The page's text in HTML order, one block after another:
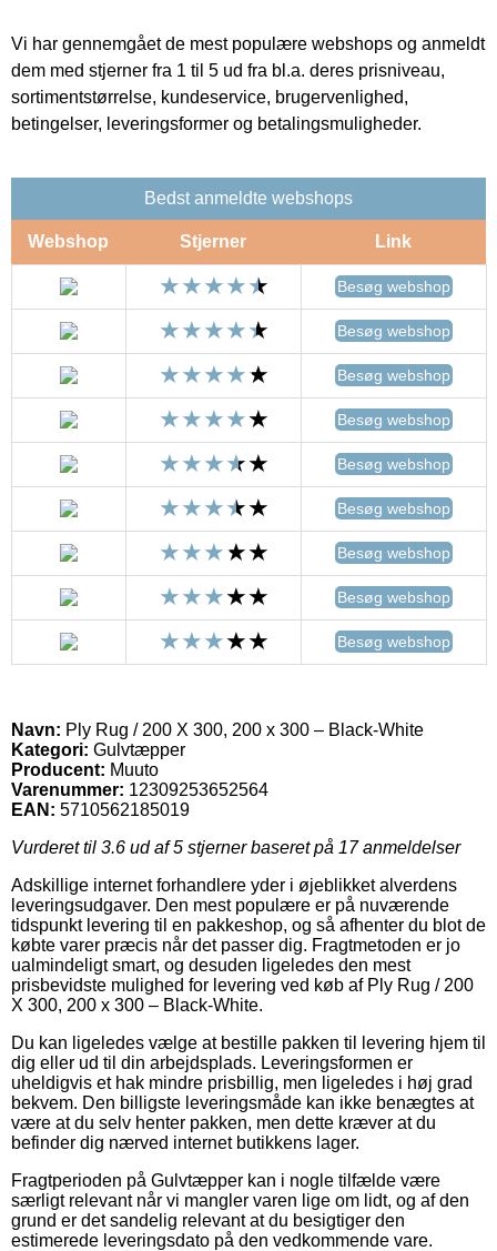
Vi har gennemgået de mest populære webshops og anmeldt
dem med stjerner fra 1 til 5 ud fra bl.a. deres prisniveau,
sortimentstørrelse, kundeservice, brugervenlighed,
betingelser, leveringsformer og betalingsmuligheder.
Bedst anmeldte webshops
Webshop Stjerner Link
Besøg webshop
Besøg webshop
Besøg webshop
Besøg webshop
Besøg webshop
Besøg webshop
Besøg webshop
Besøg webshop
Besøg webshop
Navn: Ply Rug / 200 X 300, 200 x 300 – Black-White
Kategori: Gulvtæpper
Producent: Muuto
Varenummer: 12309253652564
EAN: 5710562185019
Vurderet til 3.6 ud af 5 stjerner baseret på 17anmeldelser
Adskillige internet forhandlere yder i øjeblikket alverdens
leveringsudgaver. Den mest populære er på nuværende
tidspunkt levering til en pakkeshop, og så afhenter du blot de
købte varer præcis når det passer dig. Fragtmetoden er jo
ualmindeligt smart, og desuden ligeledes den mest
prisbevidste mulighed for levering ved køb af Ply Rug / 200
X 300, 200 x 300 – Black-White.
Du kan ligeledes vælge at bestille pakken til levering hjem til
dig eller ud til din arbejdsplads. Leveringsformen er
uheldigvis et hak mindre prisbillig, men ligeledes i høj grad
bekvem. Den billigste leveringsmåde kan ikke benægtes at
være at du selv henter pakken, men dette kræver at du
befinder dig nærved internet butikkens lager.
Fragtperioden på Gulvtæpper kan i nogle tilfælde være
særligt relevant når vi mangler varen lige om lidt, og af den
grund er det sandelig relevant at du besigtiger den
estimerede leveringsdato på den vedkommende vare.